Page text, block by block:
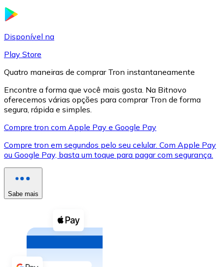
XRP
XRP
Cupons cripto
Comprar com dinheiro
Disponível na
Play Store
Quatro maneiras de comprar Tron instantaneamente
Encontre a forma que você mais gosta. Na Bitnovo
oferecemos várias opções para comprar Tron de forma
segura, rápida e simples.
Compre tron com Apple Pay e Google Pay
Compre tron em segundos pelo seu celular. Com Apple Pay
ou Google Pay, basta um toque para pagar com segurança.
Sabe mais